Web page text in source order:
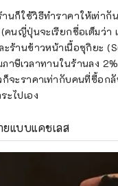
นก็ใช้วิธีทำราคาให้เท่ากั
คนญี่ปุ่นจะเรียกชื่อเต็มว่า
ร้านข้าวหน้าเนื้อซุกิยะ
าษีเวลาทานในร้านลง
ก็จะราคาเท่ากับคนที่ซื้อก
ะไปเอง
แบบแคชเลส